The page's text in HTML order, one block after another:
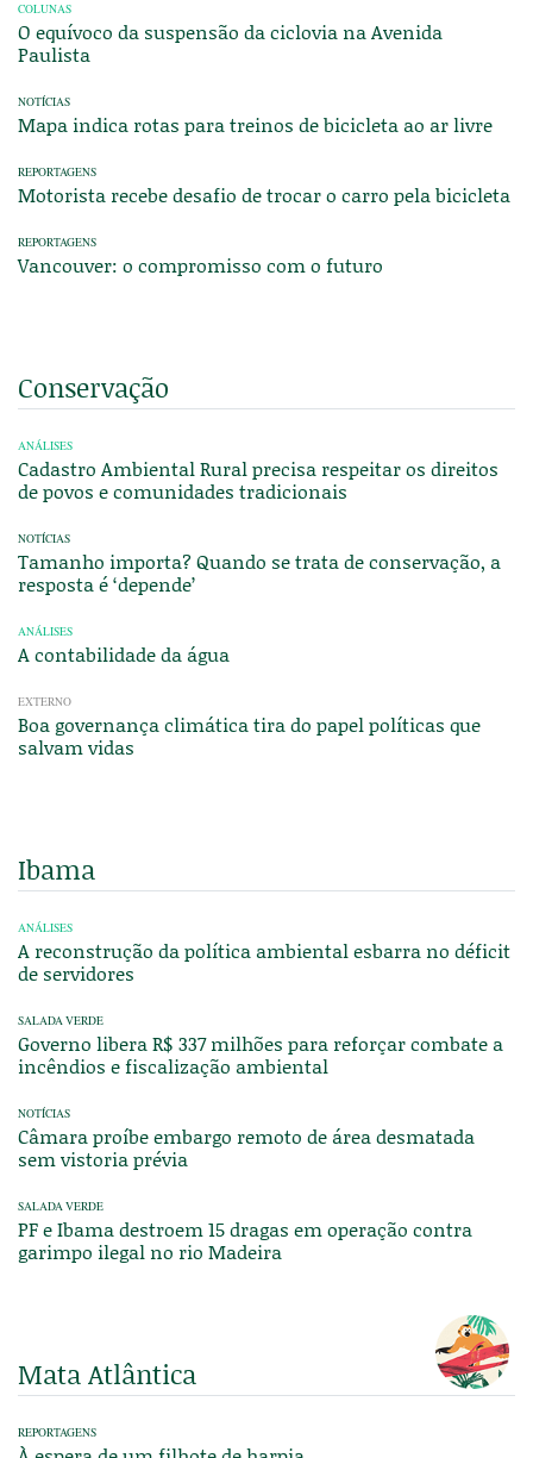
COLUNAS
O equívoco da suspensão da ciclovia na Avenida
Paulista
NOTÍCIAS
Mapa indica rotas para treinos de bicicleta ao ar livre
REPORTAGENS
Motorista recebe desafio de trocar o carro pela bicicleta
REPORTAGENS
Vancouver: o compromisso com o futuro
Conservação
ANÁLISES
Cadastro Ambiental Rural precisa respeitar os direitos
de povos e comunidades tradicionais
NOTÍCIAS
Tamanho importa? Quando se trata de conservação, a
resposta é ‘depende’
ANÁLISES
A contabilidade da água
EXTERNO
Boa governança climática tira do papel políticas que
salvam vidas
Ibama
ANÁLISES
A reconstrução da política ambiental esbarra no déficit
de servidores
SALADA VERDE
Governo libera R$ 337 milhões para reforçar combate a
incêndios e fiscalização ambiental
NOTÍCIAS
Câmara proíbe embargo remoto de área desmatada
sem vistoria prévia
SALADA VERDE
PF e Ibama destroem 15 dragas em operação contra
garimpo ilegal no rio Madeira
Mata Atlântica
REPORTAGENS